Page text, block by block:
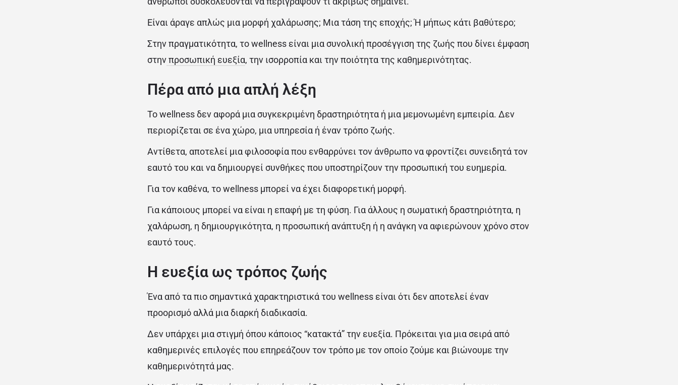
Είναι άραγε απλώς μια μορφή χαλάρωσης; Μια τάση της εποχής; Ή μήπως κάτι βαθύτερο;
Στην πραγματικότητα, το wellness είναι μια συνολική προσέγγιση της ζωής που δίνει έμφαση
στηνπροσωπική ευεξία, την ισορροπία και την ποιότητα της καθημερινότητας.
Πέρα από μια απλή λέξη
Το wellness δεν αφορά μια συγκεκριμένη δραστηριότητα ή μια μεμονωμένη εμπειρία. Δεν
περιορίζεται σε ένα χώρο, μια υπηρεσία ή έναν τρόπο ζωής.
Αντίθετα, αποτελεί μια φιλοσοφία που ενθαρρύνει τον άνθρωπο να φροντίζει συνειδητά τον
εαυτό του και να δημιουργεί συνθήκες που υποστηρίζουν την προσωπική του ευημερία.
Για τον καθένα, το wellness μπορεί να έχει διαφορετική μορφή.
Για κάποιους μπορεί να είναι η επαφή με τη φύση. Για άλλους η σωματική δραστηριότητα, η
χαλάρωση, η δημιουργικότητα, η προσωπική ανάπτυξη ή η ανάγκη να αφιερώνουν χρόνο στον
εαυτό τους.
Η ευεξία ως τρόπος ζωής
Ένα από τα πιο σημαντικά χαρακτηριστικά του wellness είναι ότι δεν αποτελεί έναν
προορισμό αλλά μια διαρκή διαδικασία.
Δεν υπάρχει μια στιγμή όπου κάποιος “κατακτά” την ευεξία. Πρόκειται για μια σειρά από
καθημερινές επιλογές που επηρεάζουν τον τρόπο με τον οποίο ζούμε και βιώνουμε την
καθημερινότητά μας.